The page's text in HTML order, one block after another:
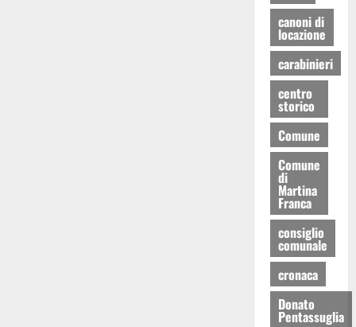
canoni di
locazione
carabinieri
centro
storico
Comune
Comune
di
Martina
Franca
consiglio
comunale
cronaca
Donato
Pentassuglia